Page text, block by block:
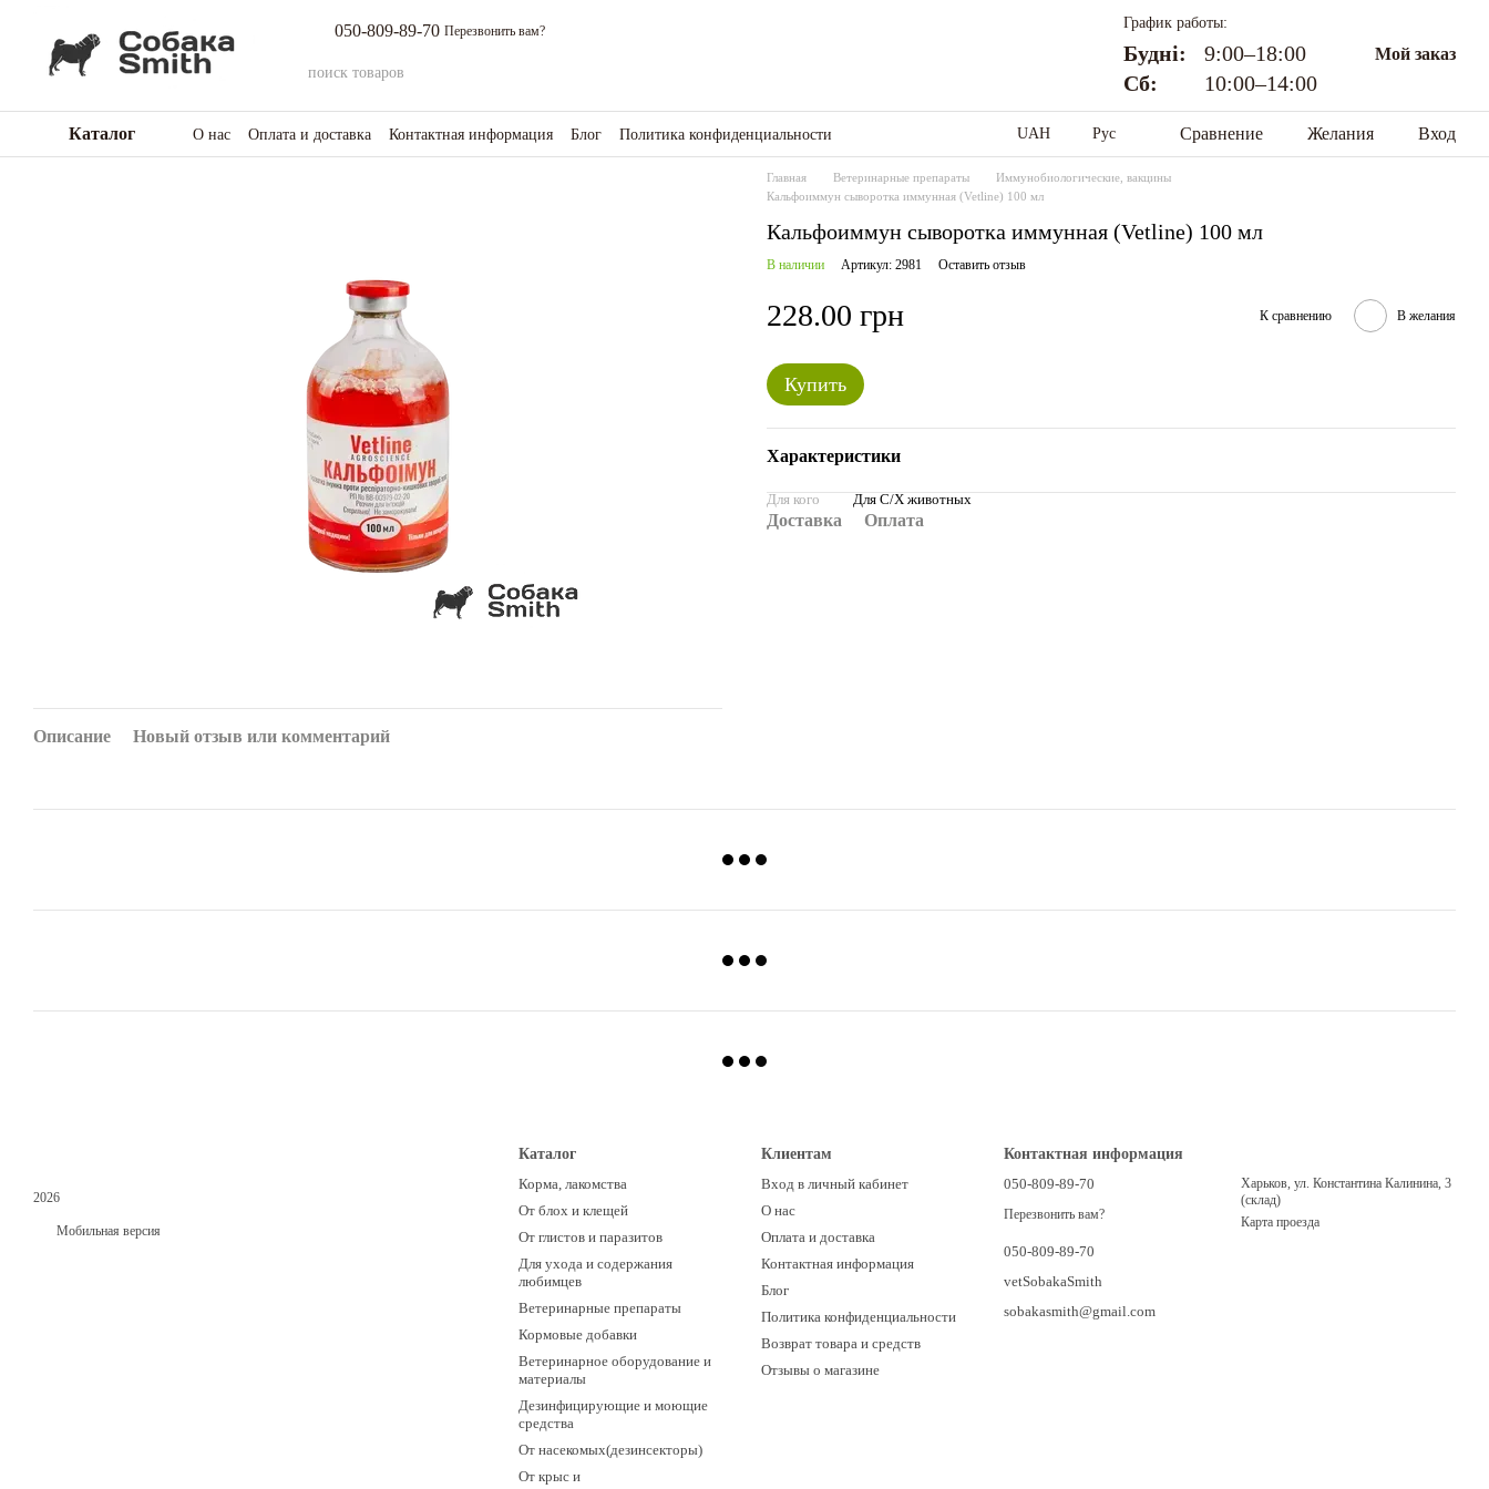
050-809-89-70 Перезвонить вам?
График работы:
Будні:
9:00–18:00
Сб:
10:00–14:00
Мой заказ
Каталог О нас Оплата и доставка Контактная информация Блог
Политика конфиденциальности
Возврат товара и средств
Отзывы о магазине
UAH Рус Сравнение Желания Вход
Описание Новый отзыв или комментарий
Главная Ветеринарные препараты
Иммунобиологические, вакцины
Кальфоиммун сыворотка иммунная (Vetline) 100 мл
Кальфоиммун сыворотка иммунная (Vetline) 100 мл
В наличии Артикул: 2981 Оставить отзыв
228.00 грн К сравнению В желания
Купить
Характеристики
Для кого Для С/Х животных
Доставка Оплата
2026
Мобильная версия
Каталог
Корма, лакомства
От блох и клещей
От глистов и паразитов
Для ухода и содержания
любимцев
Ветеринарные препараты
Кормовые добавки
Ветеринарное оборудование и
материалы
Дезинфицирующие и моющие
средства
От насекомых(дезинсекторы)
От крыс и
Клиентам
Вход в личный кабинет
О нас
Оплата и доставка
Контактная информация
Блог
Политика конфиденциальности
Возврат товара и средств
Отзывы о магазине
Контактная информация
050-809-89-70
Перезвонить вам?
050-809-89-70
vetSobakaSmith
sobakasmith@gmail.com
Харьков, ул. Константина Калинина, 3
(склад)
Карта проезда